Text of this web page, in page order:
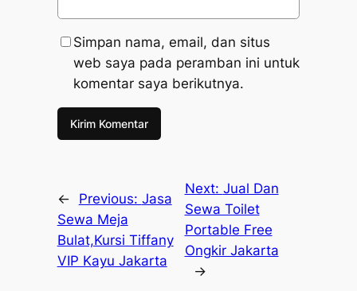
Simpan nama, email, dan situs
web saya pada peramban ini untuk
komentar saya berikutnya.
← Previous: Jasa
Sewa Meja
Bulat,Kursi Tiffany
VIP Kayu Jakarta
Next: Jual Dan
Sewa Toilet
Portable Free
Ongkir Jakarta
→